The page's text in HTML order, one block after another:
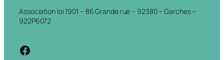
Association loi 1901 – 86 Grande rue – 92380 – Garches –
922P6072
https://www.facebook.com/